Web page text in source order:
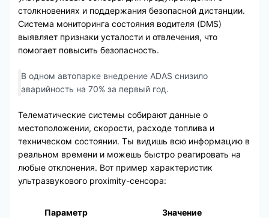
столкновениях и поддержания безопасной дистанции.
Система мониторинга состояния водителя (DMS)
выявляет признаки усталости и отвлечения, что
помогает повысить безопасность.
В одном автопарке внедрение ADAS снизило
аварийность на 70% за первый год.
Телематические системы собирают данные о
местоположении, скорости, расходе топлива и
техническом состоянии. Ты видишь всю информацию в
реальном времени и можешь быстро реагировать на
любые отклонения. Вот пример характеристик
ультразвукового proximity-сенсора:
Параметр Значение